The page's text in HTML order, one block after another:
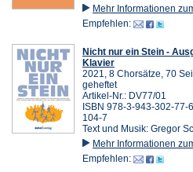
Mehr Informationen
Empfehlen:
Nicht nur ein Stein -
Klavier
2021, 8 Chorsätze, 70
geheftet
Artikel-Nr.: DV77/01
ISBN 978-3-943-302-77-
104-7
Text und Musik: Gregor
Mehr Informationen
Empfehlen: